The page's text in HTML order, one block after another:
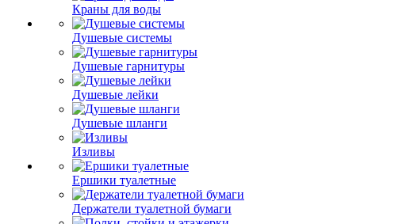
Краны для воды
Душевые системы
Душевые гарнитуры
Душевые лейки
Душевые шланги
Изливы
Ершики туалетные
Держатели туалетной бумаги